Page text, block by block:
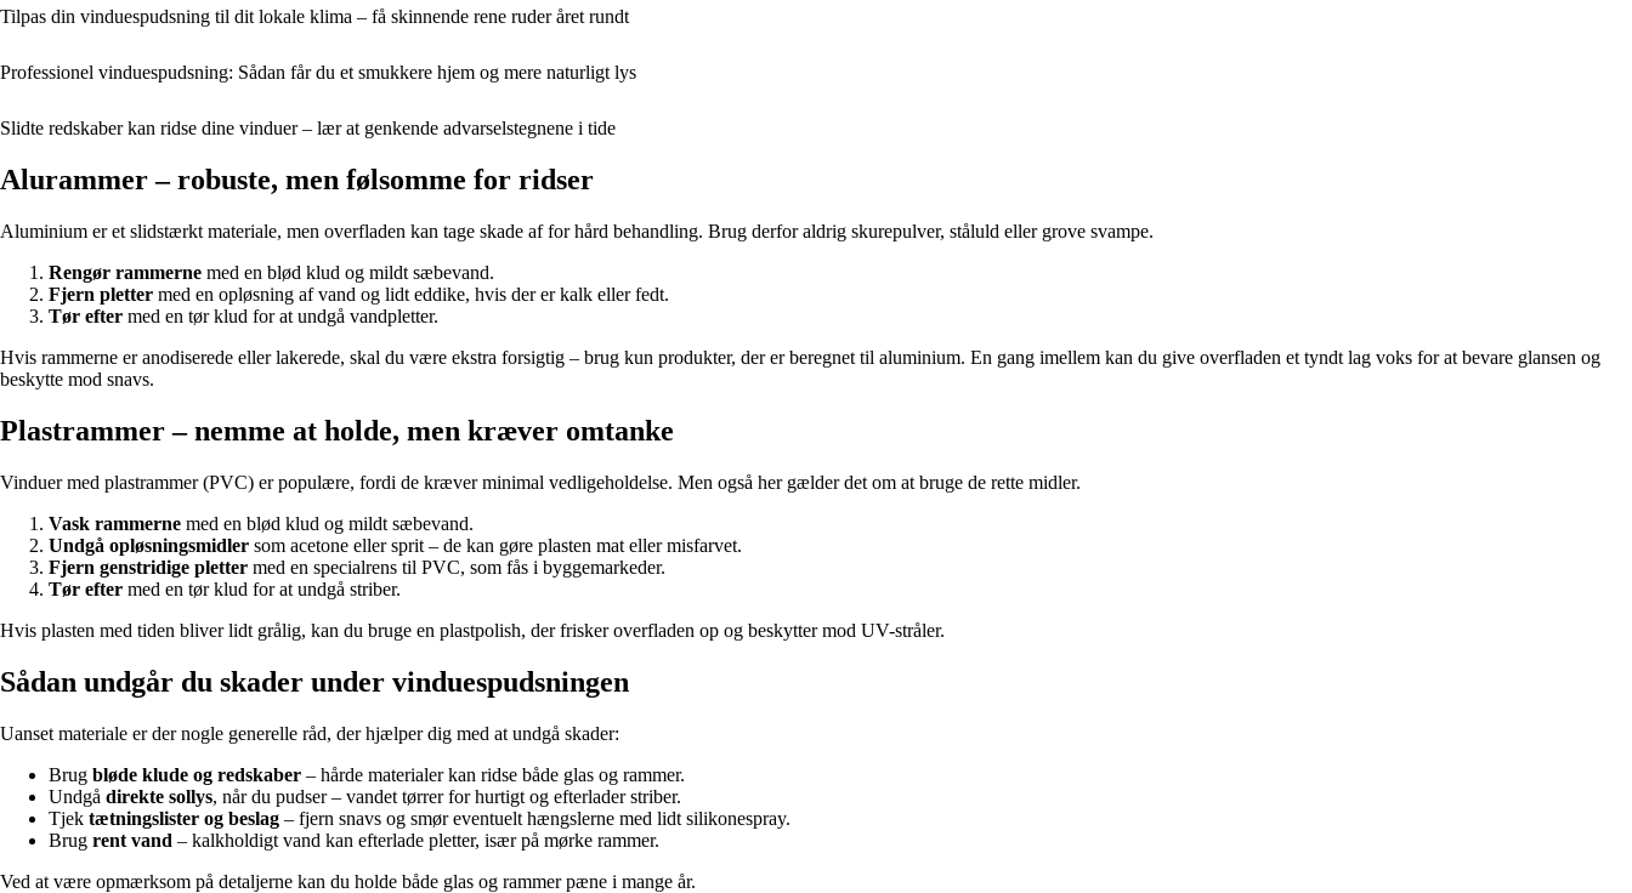
Tilpas din vinduespudsning til dit lokale klima – få skinnende rene ruder året rundt
Professionel vinduespudsning: Sådan får du et smukkere hjem og mere naturligt lys
Slidte redskaber kan ridse dine vinduer – lær at genkende advarselstegnene i tide
Alurammer – robuste, men følsomme for ridser
Aluminium er et slidstærkt materiale, men overfladen kan tage skade af for hård behandling. Brug derfor aldrig skurepulver, ståluld eller grove svampe.
Rengør rammerne med en blød klud og mildt sæbevand.
Fjern pletter med en opløsning af vand og lidt eddike, hvis der er kalk eller fedt.
Tør efter med en tør klud for at undgå vandpletter.
Hvis rammerne er anodiserede eller lakerede, skal du være ekstra forsigtig – brug kun produkter, der er beregnet til aluminium. En gang imellem kan du give overfladen et tyndt lag voks for at bevare glansen og
beskytte mod snavs.
Plastrammer – nemme at holde, men kræver omtanke
Vinduer med plastrammer (PVC) er populære, fordi de kræver minimal vedligeholdelse. Men også her gælder det om at bruge de rette midler.
Vask rammerne med en blød klud og mildt sæbevand.
Undgå opløsningsmidler som acetone eller sprit – de kan gøre plasten mat eller misfarvet.
Fjern genstridige pletter med en specialrens til PVC, som fås i byggemarkeder.
Tør efter med en tør klud for at undgå striber.
Hvis plasten med tiden bliver lidt grålig, kan du bruge en plastpolish, der frisker overfladen op og beskytter mod UV-stråler.
Sådan undgår du skader under vinduespudsningen
Uanset materiale er der nogle generelle råd, der hjælper dig med at undgå skader:
Brug bløde klude og redskaber – hårde materialer kan ridse både glas og rammer.
Undgå direkte sollys, når du pudser – vandet tørrer for hurtigt og efterlader striber.
Tjek tætningslister og beslag – fjern snavs og smør eventuelt hængslerne med lidt silikonespray.
Brug rent vand – kalkholdigt vand kan efterlade pletter, især på mørke rammer.
Ved at være opmærksom på detaljerne kan du holde både glas og rammer pæne i mange år.